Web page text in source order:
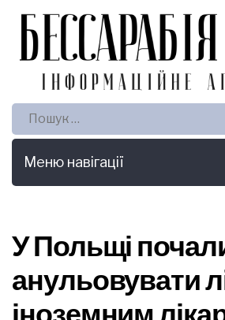
Пошук:
Меню навігації
У Польщі
анульовувати